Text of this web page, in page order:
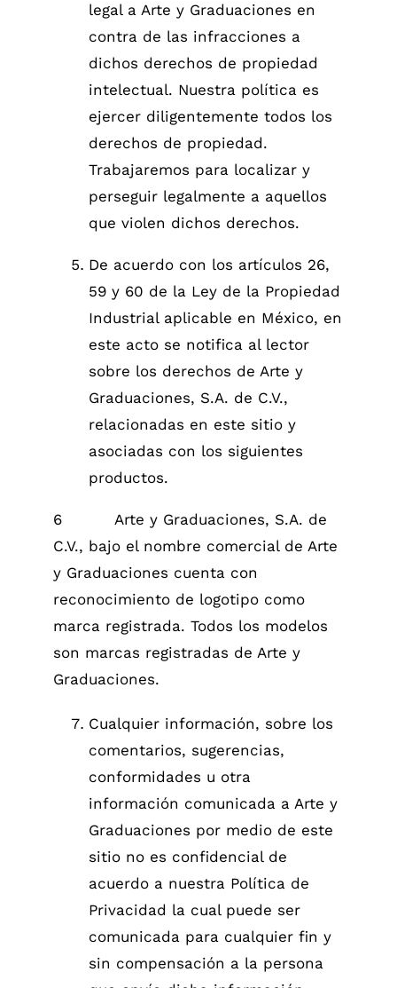
legal a Arte y Graduaciones en
contra de las infracciones a
dichos derechos de propiedad
intelectual. Nuestra política es
ejercer diligentemente todos los
derechos de propiedad.
Trabajaremos para localizar y
perseguir legalmente a aquellos
que violen dichos derechos.
De acuerdo con los artículos 26,
59 y 60 de la Ley de la Propiedad
Industrial aplicable en México, en
este acto se notifica al lector
sobre los derechos de Arte y
Graduaciones, S.A. de C.V.,
relacionadas en este sitio y
asociadas con los siguientes
productos.
6 Arte y Graduaciones, S.A. de
C.V., bajo el nombre comercial de Arte
y Graduaciones cuenta con
reconocimiento de logotipo como
marca registrada. Todos los modelos
son marcas registradas de Arte y
Graduaciones.
Cualquier información, sobre los
comentarios, sugerencias,
conformidades u otra
información comunicada a Arte y
Graduaciones por medio de este
sitio no es confidencial de
acuerdo a nuestra Política de
Privacidad la cual puede ser
comunicada para cualquier fin y
sin compensación a la persona